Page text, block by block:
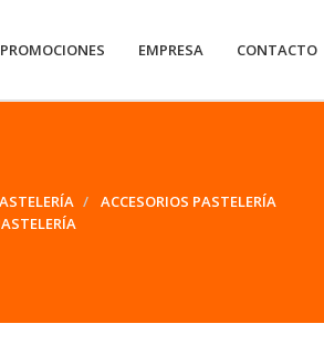
PROMOCIONES EMPRESA CONTACTO
ACCESORIOS PASTELERÍA